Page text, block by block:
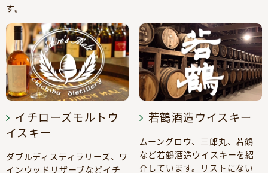
す。
イチローズモルトウ
イスキー
ダブルディスティラリーズ、ワ
インウッドリザーブなどイチ
若鶴酒造ウイスキー
ムーングロウ、三郎丸、若鶴
など若鶴酒造ウイスキーを紹
介しています。リストにない